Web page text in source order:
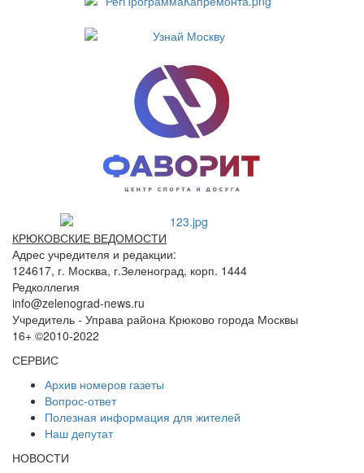
КРЮКОВСКИЕ ВЕДОМОСТИ
Адрес учредителя и редакции:
124617, г. Москва, г.Зеленоград, корп. 1444
Редколлегия
info@zelenograd-news.ru
Учредитель - Управа района Крюково города Москвы
16+ ©2010-2022
СЕРВИС
Архив номеров газеты
Вопрос-ответ
Полезная информация для жителей
Наш депутат
НОВОСТИ